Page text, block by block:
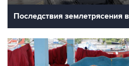
Последствия землетрясения